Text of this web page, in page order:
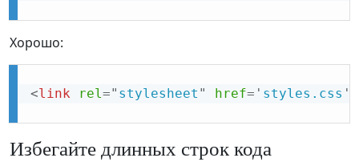
Хорошо:
<link rel=" stylesheet " href= ' styles.css '
Избегайте длинных строк кода